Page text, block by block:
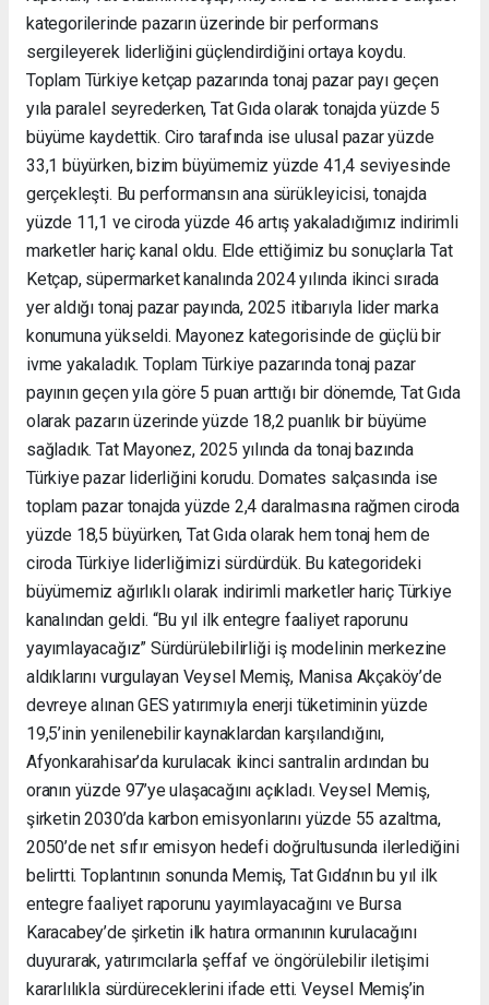
kategorilerinde pazarın üzerinde bir performans
sergileyerek liderliğini güçlendirdiğini ortaya koydu.
Toplam Türkiye ketçap pazarında tonaj pazar payı geçen
yıla paralel seyrederken, Tat Gıda olarak tonajda yüzde 5
büyüme kaydettik. Ciro tarafında ise ulusal pazar yüzde
33,1 büyürken, bizim büyümemiz yüzde 41,4 seviyesinde
gerçekleşti. Bu performansın ana sürükleyicisi, tonajda
yüzde 11,1 ve ciroda yüzde 46 artış yakaladığımız indirimli
marketler hariç kanal oldu. Elde ettiğimiz bu sonuçlarla Tat
Ketçap, süpermarket kanalında 2024 yılında ikinci sırada
yer aldığı tonaj pazar payında, 2025 itibarıyla lider marka
konumuna yükseldi. Mayonez kategorisinde de güçlü bir
ivme yakaladık. Toplam Türkiye pazarında tonaj pazar
payının geçen yıla göre 5 puan arttığı bir dönemde, Tat Gıda
olarak pazarın üzerinde yüzde 18,2 puanlık bir büyüme
sağladık. Tat Mayonez, 2025 yılında da tonaj bazında
Türkiye pazar liderliğini korudu. Domates salçasında ise
toplam pazar tonajda yüzde 2,4 daralmasına rağmen ciroda
yüzde 18,5 büyürken, Tat Gıda olarak hem tonaj hem de
ciroda Türkiye liderliğimizi sürdürdük. Bu kategorideki
büyümemiz ağırlıklı olarak indirimli marketler hariç Türkiye
kanalından geldi. “Bu yıl ilk entegre faaliyet raporunu
yayımlayacağız” Sürdürülebilirliği iş modelinin merkezine
aldıklarını vurgulayan Veysel Memiş, Manisa Akçaköy’de
devreye alınan GES yatırımıyla enerji tüketiminin yüzde
19,5’inin yenilenebilir kaynaklardan karşılandığını,
Afyonkarahisar’da kurulacak ikinci santralin ardından bu
oranın yüzde 97’ye ulaşacağını açıkladı. Veysel Memiş,
şirketin 2030’da karbon emisyonlarını yüzde 55 azaltma,
2050’de net sıfır emisyon hedefi doğrultusunda ilerlediğini
belirtti. Toplantının sonunda Memiş, Tat Gıda’nın bu yıl ilk
entegre faaliyet raporunu yayımlayacağını ve Bursa
Karacabey’de şirketin ilk hatıra ormanının kurulacağını
duyurarak, yatırımcılarla şeffaf ve öngörülebilir iletişimi
kararlılıkla sürdüreceklerini ifade etti. Veysel Memiş’in